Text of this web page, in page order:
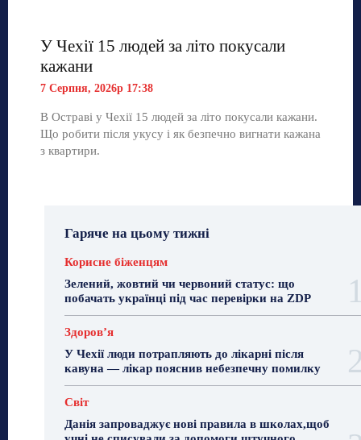
У Чехії 15 людей за літо покусали
кажани
7 Серпня, 2026р 17:38
В Остраві у Чехії 15 людей за літо покусали кажани.
Що робити після укусу і як безпечно вигнати кажана
з квартири.
Гаряче на цьому тижні
Корисне біженцям
Зелений, жовтий чи червоний статус: що
побачать українці під час перевірки на ZDP
Здоровʼя
У Чехії люди потрапляють до лікарні після
кавуна — лікар пояснив небезпечну помилку
Світ
Данія запроваджує нові правила в школах,щоб